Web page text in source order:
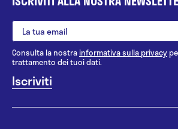
Consulta la nostrainformativa sulla privacy
trattamento dei tuoi dati.